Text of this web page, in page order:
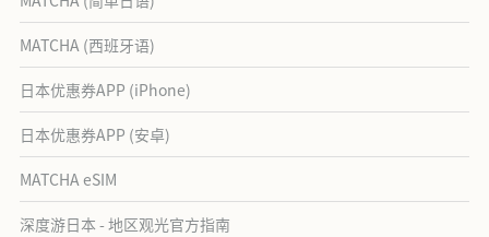
MATCHA (西班牙语)
日本优惠券APP (iPhone)
日本优惠券APP (安卓)
MATCHA eSIM
深度游日本 - 地区观光官方指南